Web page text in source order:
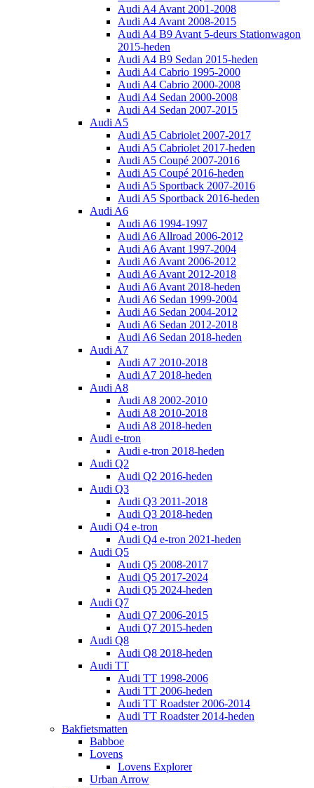
Audi A4 Avant 2001-2008
Audi A4 Avant 2008-2015
Audi A4 B9 Avant 5-deurs Stationwagon
2015-heden
Audi A4 B9 Sedan 2015-heden
Audi A4 Cabrio 1995-2000
Audi A4 Cabrio 2000-2008
Audi A4 Sedan 2000-2008
Audi A4 Sedan 2007-2015
Audi A5
Audi A5 Cabriolet 2007-2017
Audi A5 Cabriolet 2017-heden
Audi A5 Coupé 2007-2016
Audi A5 Coupé 2016-heden
Audi A5 Sportback 2007-2016
Audi A5 Sportback 2016-heden
Audi A6
Audi A6 1994-1997
Audi A6 Allroad 2006-2012
Audi A6 Avant 1997-2004
Audi A6 Avant 2006-2012
Audi A6 Avant 2012-2018
Audi A6 Avant 2018-heden
Audi A6 Sedan 1999-2004
Audi A6 Sedan 2004-2012
Audi A6 Sedan 2012-2018
Audi A6 Sedan 2018-heden
Audi A7
Audi A7 2010-2018
Audi A7 2018-heden
Audi A8
Audi A8 2002-2010
Audi A8 2010-2018
Audi A8 2018-heden
Audi e-tron
Audi e-tron 2018-heden
Audi Q2
Audi Q2 2016-heden
Audi Q3
Audi Q3 2011-2018
Audi Q3 2018-heden
Audi Q4 e-tron
Audi Q4 e-tron 2021-heden
Audi Q5
Audi Q5 2008-2017
Audi Q5 2017-2024
Audi Q5 2024-heden
Audi Q7
Audi Q7 2006-2015
Audi Q7 2015-heden
Audi Q8
Audi Q8 2018-heden
Audi TT
Audi TT 1998-2006
Audi TT 2006-heden
Audi TT Roadster 2006-2014
Audi TT Roadster 2014-heden
Bakfietsmatten
Babboe
Lovens
Lovens Explorer
Urban Arrow